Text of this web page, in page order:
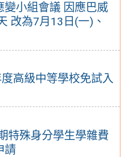
變小組會議 因應巴威
改為7月13日(一)、
高級中等學校免試入
特殊身分學生學雜費
請